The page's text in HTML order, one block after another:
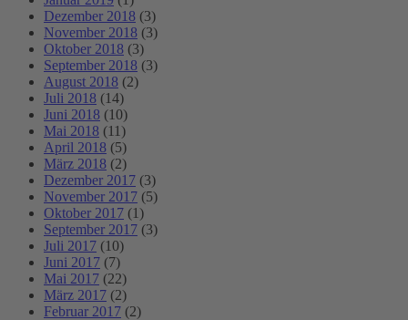
Dezember 2018 (3)
November 2018 (3)
Oktober 2018 (3)
September 2018 (3)
August 2018 (2)
Juli 2018 (14)
Juni 2018 (10)
Mai 2018 (11)
April 2018 (5)
März 2018 (2)
Dezember 2017 (3)
November 2017 (5)
Oktober 2017 (1)
September 2017 (3)
Juli 2017 (10)
Juni 2017 (7)
Mai 2017 (22)
März 2017 (2)
Februar 2017 (2)